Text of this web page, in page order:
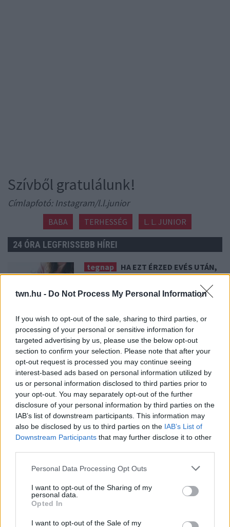
twn.hu - Do Not Process My Personal Information
If you wish to opt-out of the sale, sharing to third parties, or
processing of your personal or sensitive information for
targeted advertising by us, please use the below opt-out
section to confirm your selection. Please note that after your
opt-out request is processed you may continue seeing
interest-based ads based on personal information utilized by
us or personal information disclosed to third parties prior to
your opt-out. You may separately opt-out of the further
disclosure of your personal information by third parties on the
IAB’s list of downstream participants. This information may
also be disclosed by us to third parties on the IAB’s List of
Downstream Participants that may further disclose it to other
Please note that this website/app uses one or more Google
not limited to your visit or usage behaviour. You may click to
grant or deny consent to Google and its third-party tags to
use your data for below specified purposes in below Google
consent section.
Personal Data Processing Opt Outs
I want to opt-out of the Sharing of my
personal data.
Opted In
I want to opt-out of the Sale of my
Szívből gratulálunk!
Címlapfotó: Instagram/l.l.junior
BABA TERHESSÉG L. L. JUNIOR
24 ÓRA LEGFRISSEBB HÍREI
tegnap
HA EZT ÉRZED EVÉS UTÁN,
A SZERVEZETED FONTOS DOLOGRA
Figyelj a jelekre!
08. 06.
ORVOS FIGYELMEZTET: EZT
AZ APRÓ REGGELI TÜNETET NE
SÖPÖRD A SZŐNYEG ALÁ
Fontos!
08. 05.
EZÉRT PÁRÁSODIK BE
ÁLLANDÓAN AZ ABLAK – EGYSZERŰBB
A MEGOLDÁS, MINT GONDOLNÁD
Villámgyors megoldás
08. 04.
NEM ECETTEL ÉS NEM
SZÓDABIKARBÓNÁVAL: EZZEL LESZ
A legjobb trükk
08. 03.
HA MINDIG EZT A MONDATOT HASZNÁLOD, AZ